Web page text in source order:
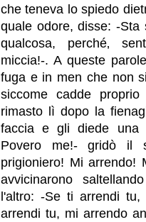
che teneva lo spiedo
quale odore, disse: -Sta
qualcosa, perché‚
miccia!-. A queste
fuga e in men che non
siccome cadde
rimasto lì dopo la
faccia e gli diede una
Povero me!- gridò il
prigioniero! Mi arrendo!
avvicinarono
l'altro: -Se ti arrendi
arrendi tu, mi arrendo